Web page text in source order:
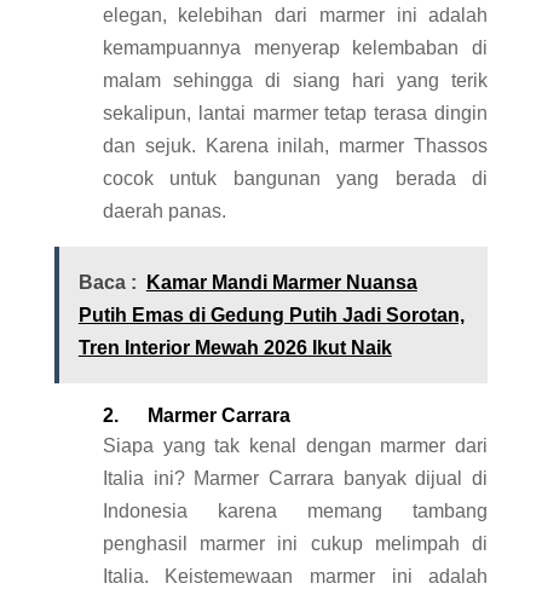
elegan, kelebihan dari marmer ini adalah
kemampuannya menyerap kelembaban di
malam sehingga di siang hari yang terik
sekalipun, lantai marmer tetap terasa dingin
dan sejuk. Karena inilah, marmer Thassos
cocok untuk bangunan yang berada di
daerah panas.
Baca :
Kamar Mandi Marmer Nuansa
Putih Emas di Gedung Putih Jadi Sorotan,
Tren Interior Mewah 2026 Ikut Naik
2. Marmer Carrara
Siapa yang tak kenal dengan marmer dari
Italia ini? Marmer Carrara banyak dijual di
Indonesia karena memang tambang
penghasil marmer ini cukup melimpah di
Italia. Keistemewaan marmer ini adalah